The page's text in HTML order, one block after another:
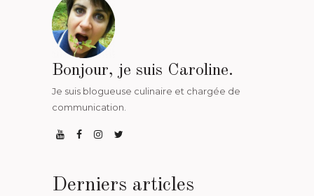
Bonjour, je suis Caroline.
Je suis blogueuse culinaire et chargée de
communication.
Derniers articles